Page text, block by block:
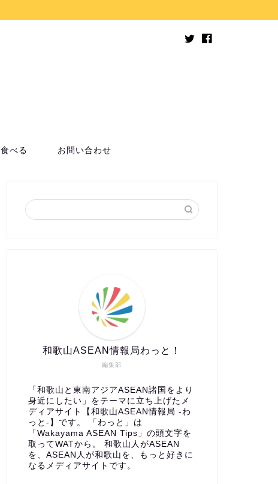
食べる お問い合わせ
編集部
和歌山ASEAN情報局わっと！
「和歌山と東南アジアASEAN諸国をより
身近にしたい」をテーマに立ち上げたメ
ディアサイト【和歌山ASEAN情報局 -わ
っと-】です。 「わっと」は
「Wakayama ASEAN Tips」の頭文字を
取ってWATから。 和歌山人がASEAN
を、ASEAN人が和歌山を、もっと好きに
なるメディアサイトです。